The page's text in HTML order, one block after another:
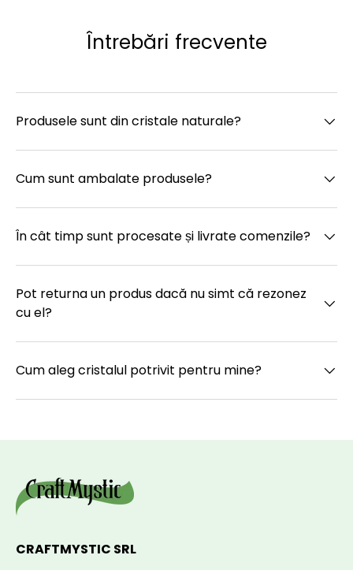
Întrebări frecvente
Produsele sunt din cristale naturale?
Cum sunt ambalate produsele?
În cât timp sunt procesate și livrate comenzile?
Pot returna un produs dacă nu simt că rezonez
cu el?
Cum aleg cristalul potrivit pentru mine?
CRAFTMYSTIC SRL